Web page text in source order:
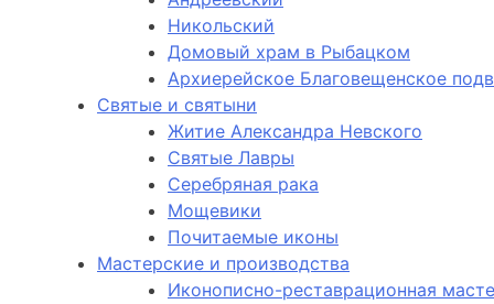
Никольский
Домовый храм в Рыбацком
Архиерейское Благовещенское
Святые и святыни
Житие Александра Невского
Святые Лавры
Серебряная рака
Мощевики
Почитаемые иконы
Мастерские и производства
Иконописно-реставрационная